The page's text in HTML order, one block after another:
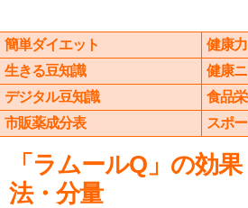
簡単ダイエット
健康
生きる豆知識
健康
デジタル豆知識
食品
市販薬成分表
スポ
「ラムールQ」の効
法・分量